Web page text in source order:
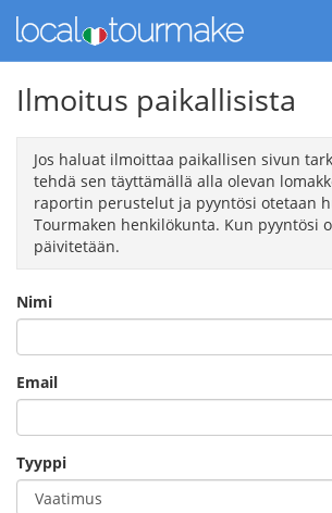
Ilmoitus paikallisista
Jos haluat ilmoittaa paikallisen sivun
tehdä sen täyttämällä alla olevan
raportin perustelut ja pyyntösi otetaan
Tourmaken henkilökunta. Kun pyyntösi
päivitetään.
Nimi
Email
Tyyppi